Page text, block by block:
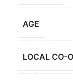
AGE
LOCAL CO-